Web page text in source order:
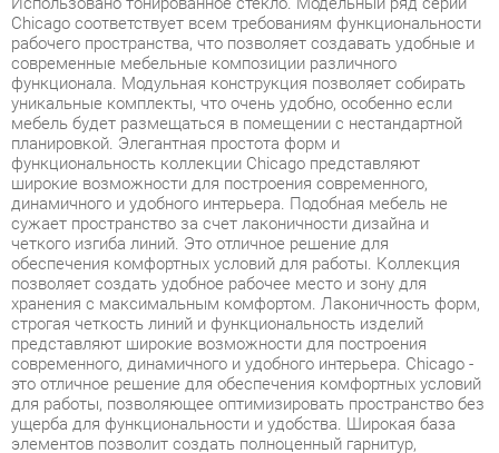
уникальные комплекты, что очень удобно, особенно если
мебель будет размещаться в помещении с нестандартной
планировкой. Элегантная простота форм и
функциональность коллекции Chicago представляют
широкие возможности для построения современного,
динамичного и удобного интерьера. Подобная мебель не
сужает пространство за счет лаконичности дизайна и
четкого изгиба линий. Это отличное решение для
обеспечения комфортных условий для работы. Коллекция
позволяет создать удобное рабочее место и зону для
хранения с максимальным комфортом. Лаконичность форм,
строгая четкость линий и функциональность изделий
представляют широкие возможности для построения
современного, динамичного и удобного интерьера. Chicago -
это отличное решение для обеспечения комфортных условий
для работы, позволяющее оптимизировать пространство без
ущерба для функциональности и удобства. Широкая база
элементов позволит создать полноценный гарнитур,
отвечающий всем требованиям, как по габаритам, так и
функционалу. Фурнитура обеспечивает возможность
многократной сборки. Технические характеристики Страна
производитель кабинета для руководителя Chicago- Россия.
Мебель Chicago выполнена из МДФ с матовым покрытием,